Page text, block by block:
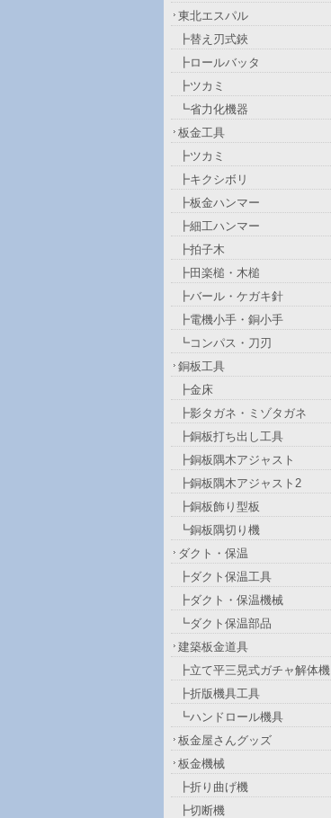
東北エスパル
┣替え刃式鋏
┣ロールバッタ
┣ツカミ
┗省力化機器
板金工具
┣ツカミ
┣キクシボリ
┣板金ハンマー
┣細工ハンマー
┣拍子木
┣田楽槌・木槌
┣バール・ケガキ針
┣電機小手・銅小手
┗コンパス・刀刃
銅板工具
┣金床
┣影タガネ・ミゾタガネ
┣銅板打ち出し工具
┣銅板隅木アジャスト
┣銅板隅木アジャスト2
┣銅板飾り型板
┗銅板隅切り機
ダクト・保温
┣ダクト保温工具
┣ダクト・保温機械
┗ダクト保温部品
建築板金道具
┣立て平三晃式ガチャ解体機
┣折版機具工具
┗ハンドロール機具
板金屋さんグッズ
板金機械
┣折り曲げ機
┣切断機